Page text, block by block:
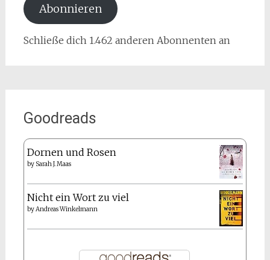
Abonnieren
Schließe dich 1.462 anderen Abonnenten an
Goodreads
Dornen und Rosen
by Sarah J. Maas
Nicht ein Wort zu viel
byAndreas Winkelmann